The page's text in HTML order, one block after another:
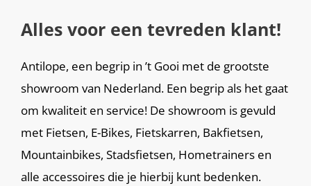
Alles voor een tevreden klant!
Antilope, een begrip in ’t Gooi met de grootste
showroom van Nederland. Een begrip als het gaat
om kwaliteit en service! De showroom is gevuld
met Fietsen, E-Bikes, Fietskarren, Bakfietsen,
Mountainbikes, Stadsfietsen, Hometrainers en
alle accessoires die je hierbij kunt bedenken.